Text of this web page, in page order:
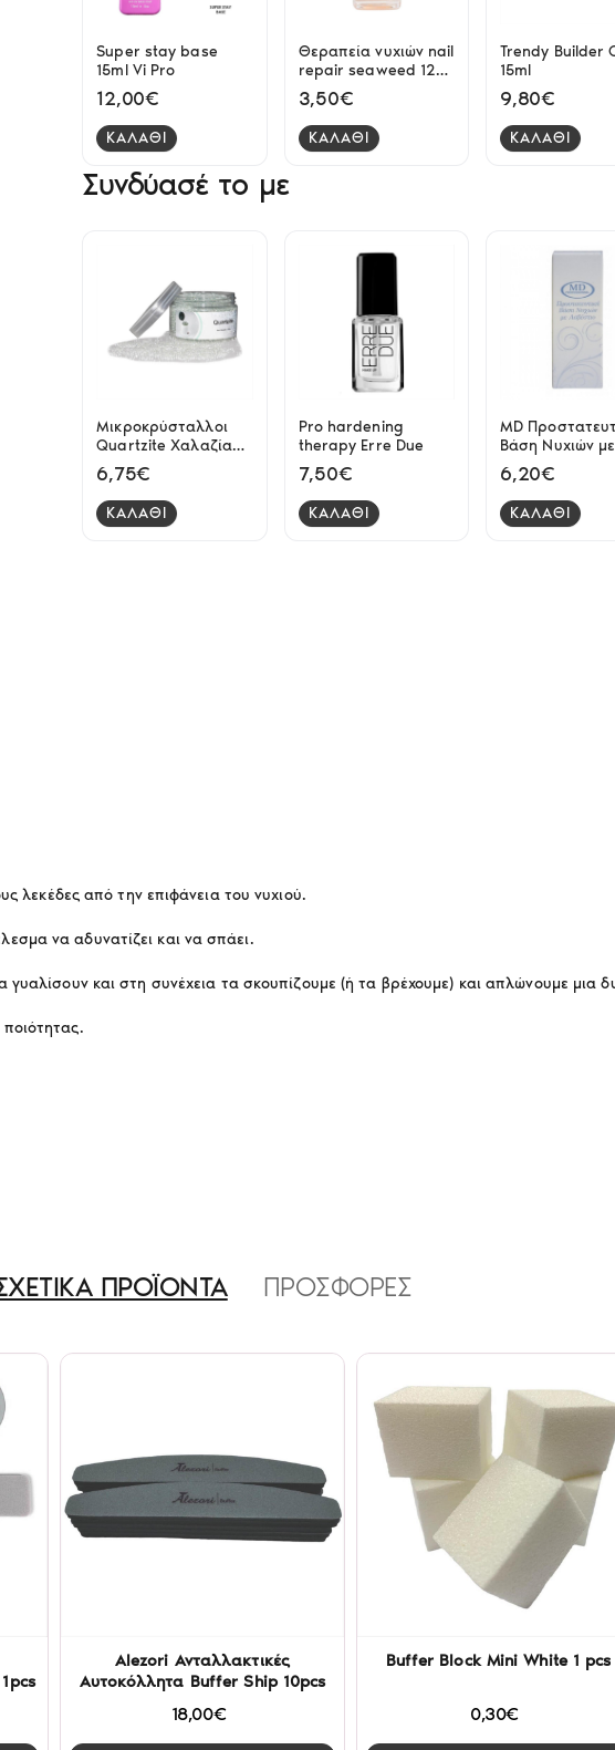
Super stay base
15ml Vi Pro
12,00€
ΚΑΛΑΘΙ
Θεραπεία νυχιών nail
repair seaweed 12ml
Elixir
3,50€
ΚΑΛΑΘΙ
Trendy Builder
15ml
9,80€
ΚΑΛΑΘΙ
Συνδύασέ το με
Μικροκρύσταλλοι
Quartzite Χαλαζία
Αποστειρωτή 500 γρ
6,75€
ΚΑΛΑΘΙ
Pro hardening
therapy Erre Due
7,50€
ΚΑΛΑΘΙ
MD
Βάση Νυχιών με
Ασβέστιο
6,20€
ΚΑΛΑΘΙ
λεκέδες από την επιφάνεια του νυχιού.
να αδυνατίζει και να σπάει.
και στη συνέχεια τα σκουπίζουμε (ή τα βρέχουμε) και απλώνουμε μια
ΠΡΟΪΟΝΤΑ ΠΡΟΣΦΟΡΕΣ
Alezori Ανταλλακτικές
Αυτοκόλλητα Buffer Ship 10pcs
18,00€
Buffer Block Mini White 1 pcs
0,30€